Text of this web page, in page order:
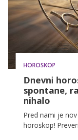
HOROSKOP
Dnevni
spontane,
nihalo
Pred nami je
horoskop!